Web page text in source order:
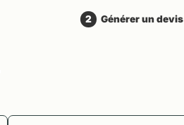
2 Générer un devis